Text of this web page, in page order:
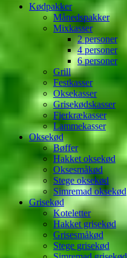
Kødpakker
Månedspakker
Mixkasser
2 personer
4 personer
6 personer
Grill
Festkasser
Oksekasser
Grisekødskasser
Fjerkrækasser
Lammekasser
Oksekød
Bøffer
Hakket oksekød
Oksesmåkød
Stege oksekød
Simremad oksekød
Grisekød
Koteletter
Hakket grisekød
Grisesmåkød
Stege grisekød